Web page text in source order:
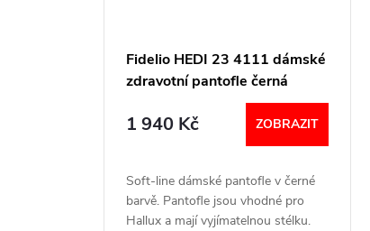
Fidelio HEDI 23 4111 dámské
zdravotní pantofle černá
1 940 Kč ZOBRAZIT
Soft-line dámské pantofle v černé
barvě. Pantofle jsou vhodné pro
Hallux a mají vyjímatelnou stélku.